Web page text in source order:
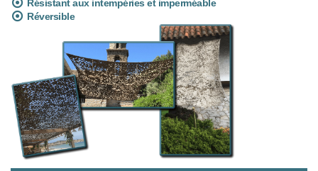
Résistant aux intempéries et imperméable
Réversible